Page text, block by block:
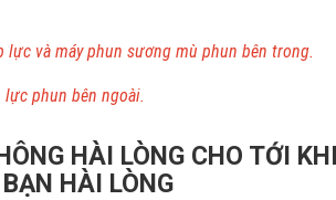
lực và máy phun sương mù phun bên trong.
phun bên ngoài.
HÀI LÒNG CHO TỚI
BẠN HÀI LÒNG